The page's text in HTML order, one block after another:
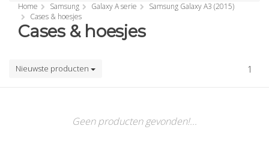
Home Samsung Galaxy A serie
Samsung Galaxy A3 (2015)
Cases & hoesjes
Cases & hoesjes
Nieuwste producten 1
Geen producten gevonden!...